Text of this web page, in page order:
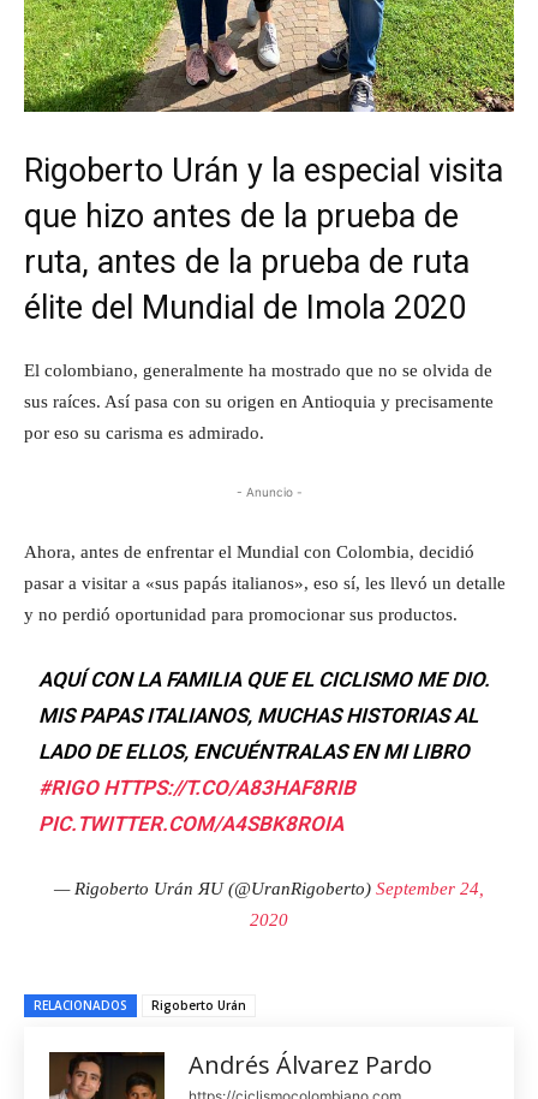
Rigoberto Urán y la especial visita
que hizo antes de la prueba de
ruta, antes de la prueba de ruta
élite del Mundial de Imola 2020
El colombiano, generalmente ha mostrado que no se olvida de
sus raíces. Así pasa con su origen en Antioquia y precisamente
por eso su carisma es admirado.
- Anuncio -
Ahora, antes de enfrentar el Mundial con Colombia, decidió
pasar a visitar a «sus papás italianos», eso sí, les llevó un detalle
y no perdió oportunidad para promocionar sus productos.
AQUÍ CON LA FAMILIA QUE EL CICLISMO ME DIO.
MIS PAPAS ITALIANOS, MUCHAS HISTORIAS AL
LADO DE ELLOS, ENCUÉNTRALAS EN MI LIBRO
#RIGO HTTPS://T.CO/A83HAF8RIB
PIC.TWITTER.COM/A4SBK8ROIA
— Rigoberto Urán ЯU (@UranRigoberto) September 24,
2020
RELACIONADOS Rigoberto Urán
Andrés Álvarez Pardo